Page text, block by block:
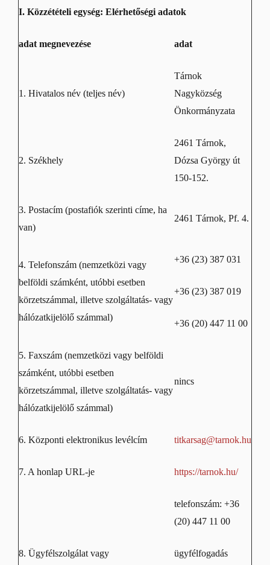
I. Közzétételi egység: Elérhetőségi adatok
adat megnevezése adat
1. Hivatalos név (teljes név)
Tárnok
Nagyközség
Önkormányzata
2. Székhely
2461 Tárnok,
Dózsa György út
150-152.
3. Postacím (postafiók szerinti címe, ha
van)
2461 Tárnok, Pf. 4.
4. Telefonszám (nemzetközi vagy
belföldi számként, utóbbi esetben
körzetszámmal, illetve szolgáltatás- vagy
hálózatkijelölő számmal)
+36 (23) 387 031
+36 (23) 387 019
+36 (20) 447 11 00
5. Faxszám (nemzetközi vagy belföldi
számként, utóbbi esetben
körzetszámmal, illetve szolgáltatás- vagy
hálózatkijelölő számmal)
nincs
6. Központi elektronikus levélcím titkarsag@tarnok.hu
7. A honlap URL-je https://tarnok.hu/
8. Ügyfélszolgálat vagy
telefonszám: +36
(20) 447 11 00
ügyfélfogadás